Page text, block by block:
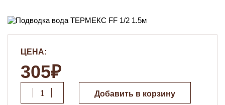
ЦЕНА:
305₽
Добавить в корзину